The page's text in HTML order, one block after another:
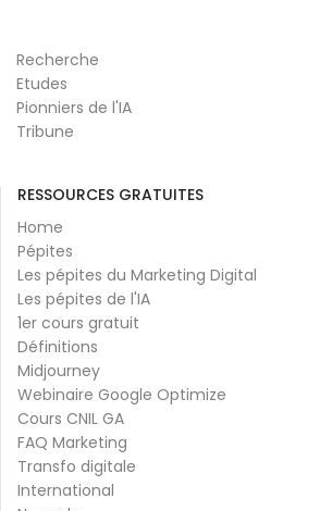
Recherche
Etudes
Pionniers de l'IA
Tribune
RESSOURCES GRATUITES
Home
Pépites
Les pépites du Marketing Digital
Les pépites de l'IA
1er cours gratuit
Définitions
Midjourney
Webinaire Google Optimize
Cours CNIL GA
FAQ Marketing
Transfo digitale
International